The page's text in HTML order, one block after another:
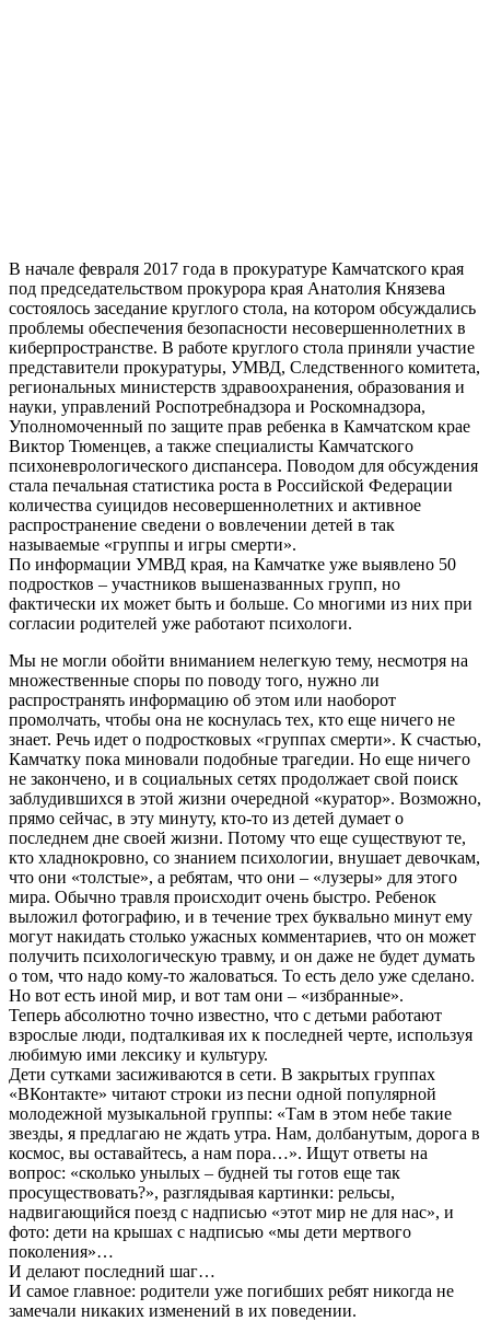
В начале февраля 2017 года в прокуратуре Камчатского края
под председательством прокурора края Анатолия Князева
состоялось заседание круглого стола, на котором обсуждались
проблемы обеспечения безопасности несовершеннолетних в
киберпространстве. В работе круглого стола приняли участие
представители прокуратуры, УМВД, Следственного комитета,
региональных министерств здравоохранения, образования и
науки, управлений Роспотребнадзора и Роскомнадзора,
Уполномоченный по защите прав ребенка в Камчатском крае
Виктор Тюменцев, а также специалисты Камчатского
психоневрологического диспансера. Поводом для обсуждения
стала печальная статистика роста в Российской Федерации
количества суицидов несовершеннолетних и активное
распространение сведени о вовлечении детей в так
называемые «группы и игры смерти».
По информации УМВД края, на Камчатке уже выявлено 50
подростков – участников вышеназванных групп, но
фактически их может быть и больше. Со многими из них при
согласии родителей уже работают психологи.
Мы не могли обойти вниманием нелегкую тему, несмотря на
множественные споры по поводу того, нужно ли
распространять информацию об этом или наоборот
промолчать, чтобы она не коснулась тех, кто еще ничего не
знает. Речь идет о подростковых «группах смерти». К счастью,
Камчатку пока миновали подобные трагедии. Но еще ничего
не закончено, и в социальных сетях продолжает свой поиск
заблудившихся в этой жизни очередной «куратор». Возможно,
прямо сейчас, в эту минуту, кто-то из детей думает о
последнем дне своей жизни. Потому что еще существуют те,
кто хладнокровно, со знанием психологии, внушает девочкам,
что они «толстые», а ребятам, что они – «лузеры» для этого
мира. Обычно травля происходит очень быстро. Ребенок
выложил фотографию, и в течение трех буквально минут ему
могут накидать столько ужасных комментариев, что он может
получить психологическую травму, и он даже не будет думать
о том, что надо кому-то жаловаться. То есть дело уже сделано.
Но вот есть иной мир, и вот там они – «избранные».
Теперь абсолютно точно известно, что с детьми работают
взрослые люди, подталкивая их к последней черте, используя
любимую ими лексику и культуру.
Дети сутками засиживаются в сети. В закрытых группах
«ВКонтакте» читают строки из песни одной популярной
молодежной музыкальной группы: «Там в этом небе такие
звезды, я предлагаю не ждать утра. Нам, долбанутым, дорога в
космос, вы оставайтесь, а нам пора…». Ищут ответы на
вопрос: «сколько унылых – будней ты готов еще так
просуществовать?», разглядывая картинки: рельсы,
надвигающийся поезд с надписью «этот мир не для нас», и
фото: дети на крышах с надписью «мы дети мертвого
поколения»…
И делают последний шаг…
И самое главное: родители уже погибших ребят никогда не
замечали никаких изменений в их поведении.